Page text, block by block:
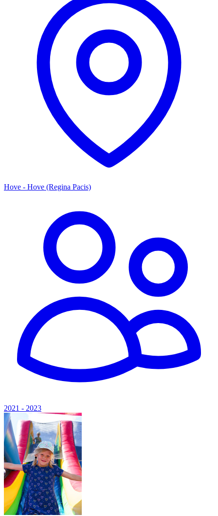
Hove - Hove (Regina Pacis)
2021 - 2023